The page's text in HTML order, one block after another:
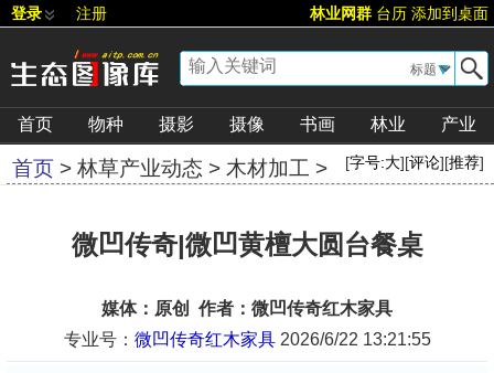
登录 注册 林业网群 台历 添加到桌面
▼
首页 物种 摄影 摄像 书画 林业 产业
首页 > 林草产业动态 > 木材加工 > [字号:大][评论][推荐]
微凹传奇|微凹黄檀大圆台餐桌
媒体：原创 作者：微凹传奇红木家具
专业号： 微凹传奇红木家具 2026/6/22 13:21:55